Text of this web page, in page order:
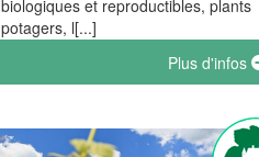
biologiques et reproductibles, plants
potagers, l[...]
Plus d'infos